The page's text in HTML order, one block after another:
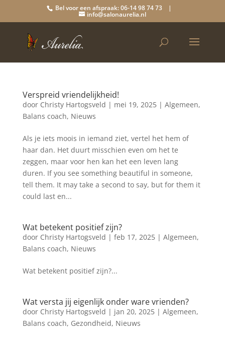
Bel voor een afspraak: 06-14 98 74 73 |
info@salonaurelia.nl
Verspreid vriendelijkheid!
door Christy Hartogsveld | mei 19, 2025| Algemeen,
Balans coach, Nieuws
Als je iets moois in iemand ziet, vertel het hem of
haar dan. Het duurt misschien even om het te
zeggen, maar voor hen kan het een leven lang
duren. If you see something beautiful in someone,
tell them. It may take a second to say, but for them it
could last en...
Wat betekent positief zijn?
door Christy Hartogsveld | feb 17, 2025| Algemeen,
Balans coach, Nieuws
Wat betekent positief zijn?...
Wat versta jij eigenlijk onder ware vrienden?
door Christy Hartogsveld | jan 20, 2025| Algemeen,
Balans coach, Gezondheid, Nieuws